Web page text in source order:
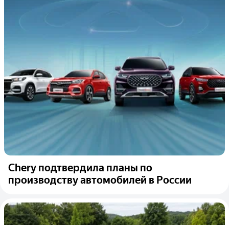
Chery подтвердила планы по
производству автомобилей в России